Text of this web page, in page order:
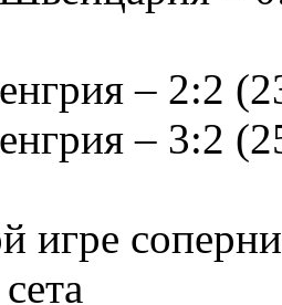
– 2:2
– 3:2
игре